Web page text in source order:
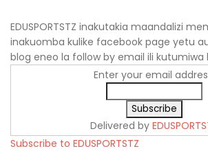
EDUSPORTSTZ inakutakia maandalizi
inakuomba kulike facebook page yetu
blog eneo la follow by email ili kutumiwa
Enter your email
Delivered by
Subscribe to EDUSPORTSTZ